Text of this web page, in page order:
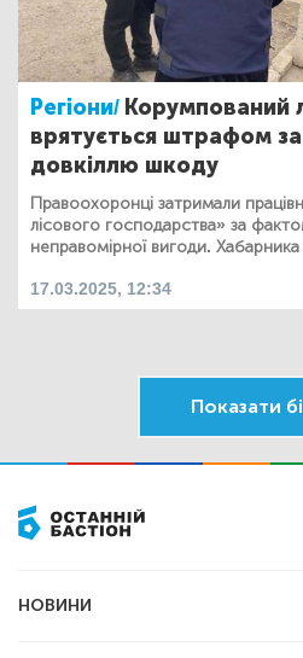
Регіони/ Корумпований
врятується штрафом
довкіллю шкоду
Правоохоронці затримали
лісового господарства» за
неправомірної вигоди.
17.03.2025, 12:34
Показати
НОВИНИ